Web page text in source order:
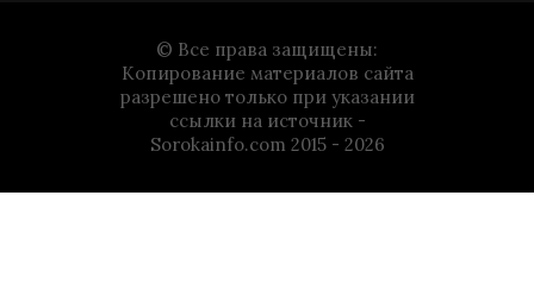
© Все права защищены:
Копирование материалов сайта
разрешено только при указании
ссылки на источник -
Sorokainfo.com 2015 - 2026